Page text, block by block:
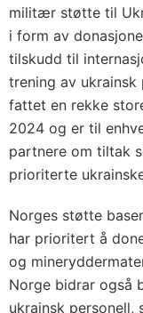
militær støtte til
i form av
tilskudd til
trening av ukrainsk
fattet en rekke
2024 og er til
partnere om tiltak
prioriterte
Norges støtte
har prioritert å
og
Norge bidrar også
ukrainsk personell,